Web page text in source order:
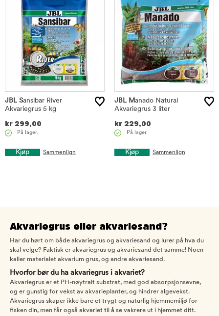
JBL Sansibar River
Akvariegrus 5 kg
kr 299,00
På lager.
Kjøp Sammenlign
JBL Manado Natural
Akvariegrus 3 liter
kr 229,00
På lager.
Kjøp Sammenlign
Akvariegrus eller akvariesand?
Har du hørt om både akvariegrus og akvariesand og lurer på hva du
skal velge? Faktisk er akvariegrus og akvariesand det samme! Noen
kaller materialet akvarium grus, og andre akvariesand.
Hvorfor bør du ha akvariegrus i akvariet?
Akvariegrus er et PH-nøytralt substrat, med god absorpsjonsevne,
og er gunstig for vekst av akvarieplanter, og hindrer algevekst.
Akvariegrus skaper ikke bare et trygt og naturlig hjemmemiljø for
fisken din, men får også akvariet til å se vakrere ut i hjemmet ditt.